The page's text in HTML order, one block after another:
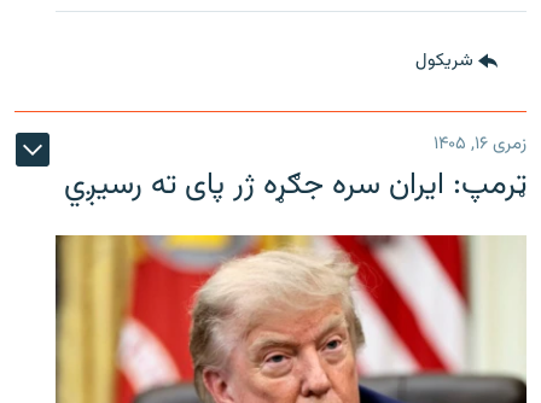
شريکول
زمری ۱۶, ۱۴۰۵
ټرمپ: ایران سره جګړه ژر پای ته رسیږي